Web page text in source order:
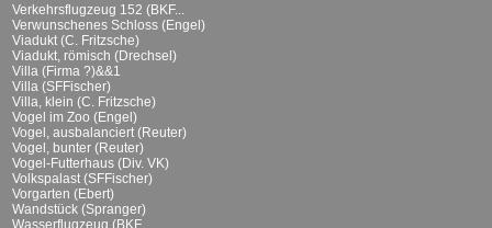
Verkehrsflugzeug 152 (BKF...
Verwunschenes Schloss (Engel)
Viadukt (C. Fritzsche)
Viadukt, römisch (Drechsel)
Villa (Firma ?)&&1
Villa (SFFischer)
Villa, klein (C. Fritzsche)
Vogel im Zoo (Engel)
Vogel, ausbalanciert (Reuter)
Vogel, bunter (Reuter)
Vogel-Futterhaus (Div. VK)
Volkspalast (SFFischer)
Vorgarten (Ebert)
Wandstück (Spranger)
Wasserflugzeug (BKF